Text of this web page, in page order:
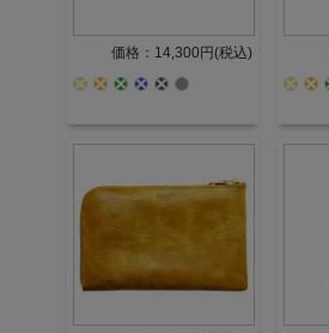
価格：14,300円(税込)